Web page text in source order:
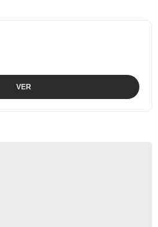
VER